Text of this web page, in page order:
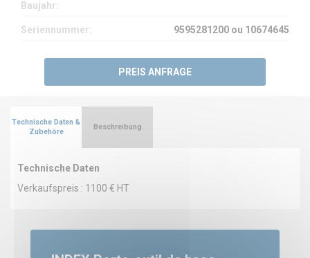
Baujahr:
Seriennummer: 9595281200 ou 10674645
PREIS ANFRAGE
Technische Daten &
Zubehöre
Technische Daten
Verkaufspreis : 1100 € HT
Beschreibung